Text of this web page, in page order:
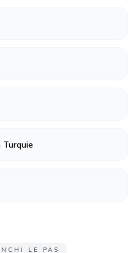
Turquie
LE PAS